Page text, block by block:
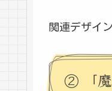
関連デザイン
② 「魔